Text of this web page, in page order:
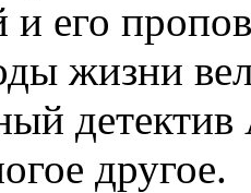
и его
жизни
детектив
другое.